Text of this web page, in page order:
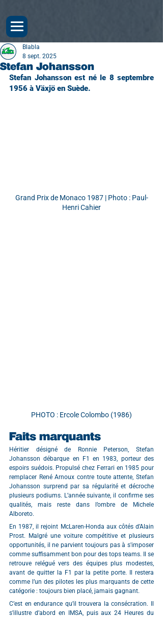
Stefan Johansson
Blabla
8 sept. 2025
Stefan Johansson est né le 8 septembre
1956 à Växjö en Suède.
Grand Prix de Monaco 1987 | Photo : Paul-
Henri Cahier
PHOTO : Ercole Colombo (1986)
Faits marquants
Héritier désigné de Ronnie Peterson, Stefan
Johansson débarque en F1 en 1983, porteur des
espoirs suédois. Propulsé chez Ferrari en 1985 pour
remplacer René Arnoux contre toute attente, Stefan
Johansson surprend par sa régularité et décroche
plusieurs podiums. L’année suivante, il confirme ses
qualités, mais reste dans l’ombre de Michele
Alboreto.
En 1987, il rejoint McLaren-Honda aux côtés d’Alain
Prost. Malgré une voiture compétitive et plusieurs
opportunités, il ne parvient toujours pas à s'imposer
comme suffisamment bon pour des tops teams. Il se
retrouve relégué vers des équipes plus modestes,
avant de quitter la F1 par la petite porte. Il restera
comme l’un des pilotes les plus marquants de cette
catégorie : toujours bien placé, jamais gagnant.
C’est en endurance qu’il trouvera la consécration. Il
s’illustre d’abord en IMSA, puis aux 24 Heures du